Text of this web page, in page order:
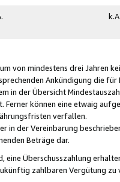
von mindestens drei Jahren
Ankündigung die
in der Übersicht
Ferner können eine etwaig
verfallen.
in der Vereinbarung
Beträge dar.
eine Überschusszahlung
zahlbaren Vergütung zu